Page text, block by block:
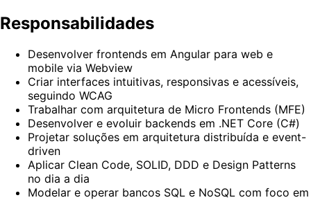
Responsabilidades
Desenvolver frontends em Angular para web e
mobile via Webview
Criar interfaces intuitivas, responsivas e acessíveis,
seguindo WCAG
Trabalhar com arquitetura de Micro Frontends (MFE)
Desenvolver e evoluir backends em .NET Core (C#)
Projetar soluções em arquitetura distribuída e event-
driven
Aplicar Clean Code, SOLID, DDD e Design Patterns
no dia a dia
Modelar e operar bancos SQL e NoSQL com foco em